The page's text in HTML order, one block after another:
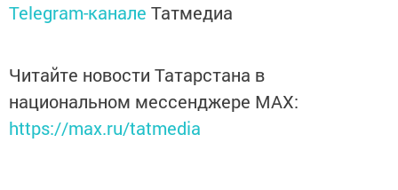
Telegram-канале Татмедиа
Читайте новости Татарстана в
национальном мессенджере MАХ:
https://max.ru/tatmedia